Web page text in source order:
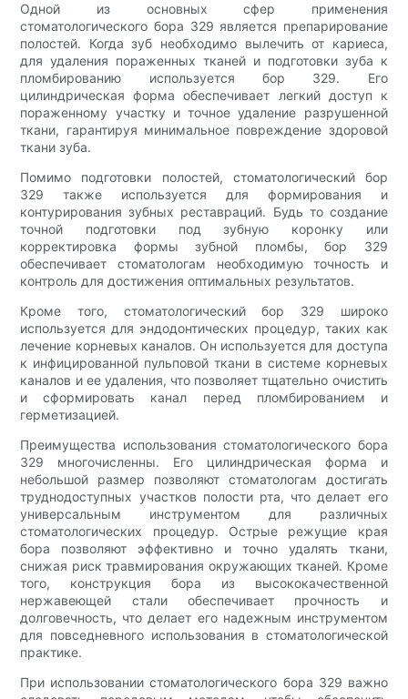
Одной из основных сфер применения
стоматологического бора 329 является препарирование
полостей. Когда зуб необходимо вылечить от кариеса,
для удаления пораженных тканей и подготовки зуба к
пломбированию используется бор 329. Его
цилиндрическая форма обеспечивает легкий доступ к
пораженному участку и точное удаление разрушенной
ткани, гарантируя минимальное повреждение здоровой
ткани зуба.
Помимо подготовки полостей, стоматологический бор
329 также используется для формирования и
контурирования зубных реставраций. Будь то создание
точной подготовки под зубную коронку или
корректировка формы зубной пломбы, бор 329
обеспечивает стоматологам необходимую точность и
контроль для достижения оптимальных результатов.
Кроме того, стоматологический бор 329 широко
используется для эндодонтических процедур, таких как
лечение корневых каналов. Он используется для доступа
к инфицированной пульповой ткани в системе корневых
каналов и ее удаления, что позволяет тщательно очистить
и сформировать канал перед пломбированием и
герметизацией.
Преимущества использования стоматологического бора
329 многочисленны. Его цилиндрическая форма и
небольшой размер позволяют стоматологам достигать
труднодоступных участков полости рта, что делает его
универсальным инструментом для различных
стоматологических процедур. Острые режущие края
бора позволяют эффективно и точно удалять ткани,
снижая риск травмирования окружающих тканей. Кроме
того, конструкция бора из высококачественной
нержавеющей стали обеспечивает прочность и
долговечность, что делает его надежным инструментом
для повседневного использования в стоматологической
практике.
При использовании стоматологического бора 329 важно